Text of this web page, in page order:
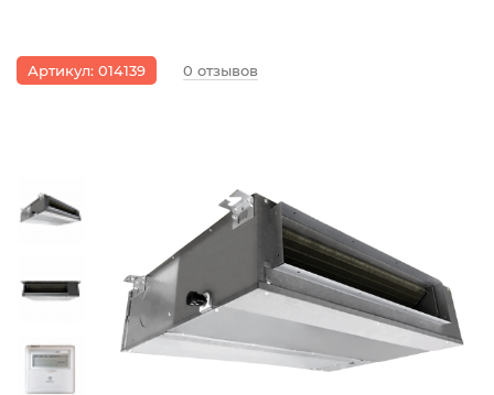
Артикул: 014139 0 отзывов